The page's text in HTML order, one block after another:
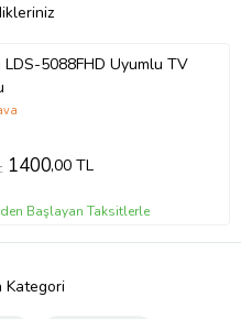
5088FHD Uyumlu TV
1400,00 TL
Başlayan Taksitlerle
Kategori